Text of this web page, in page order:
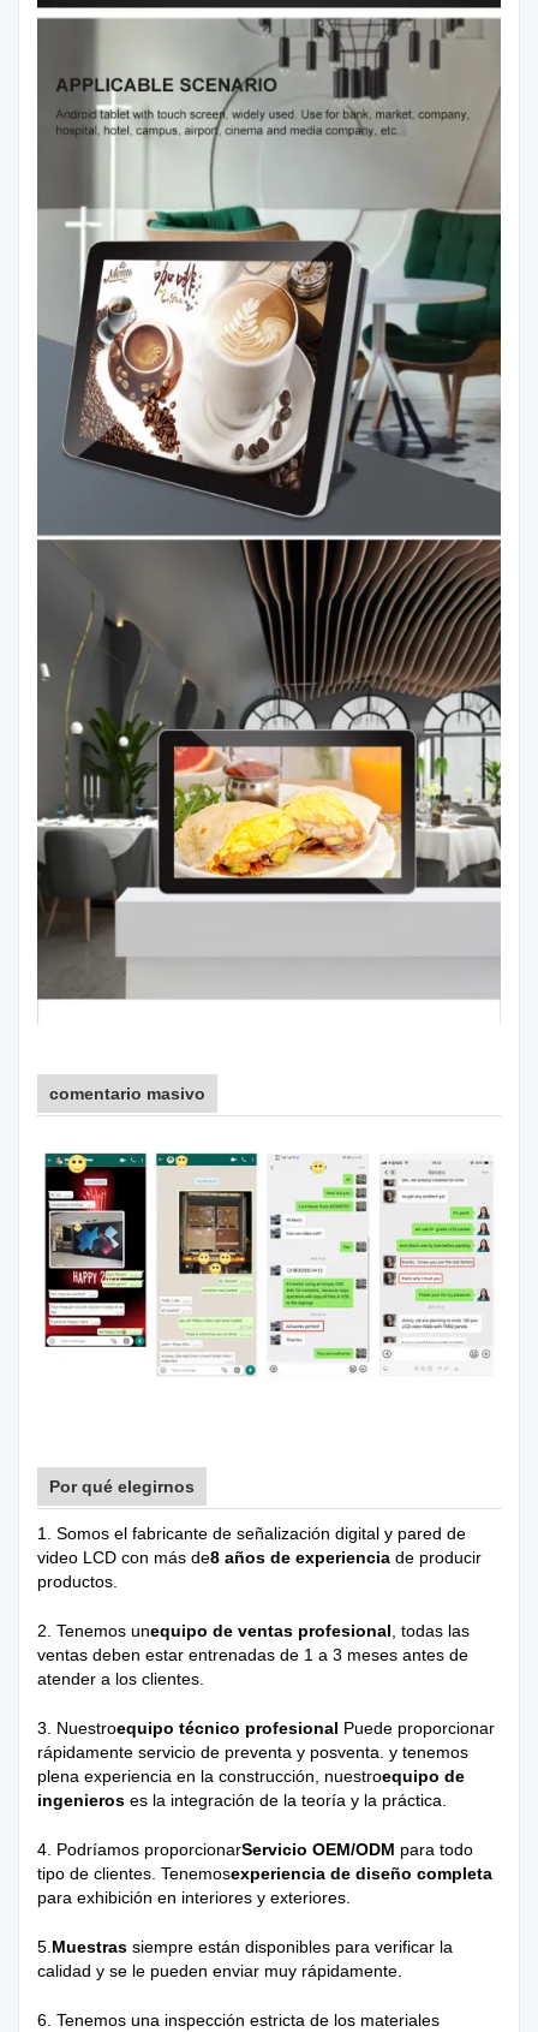
comentario masivo
Por qué elegirnos
1. Somos el fabricante de señalización digital y pared de
video LCD con más de8 años de experiencia de producir
productos.
2. Tenemos unequipo de ventas profesional , todas las
ventas deben estar entrenadas de 1 a 3 meses antes de
atender a los clientes.
3. Nuestroequipo técnico profesional Puede proporcionar
rápidamente servicio de preventa y posventa. y tenemos
plena experiencia en la construcción, nuestroequipo de
ingenieros es la integración de la teoría y la práctica.
4. Podríamos proporcionarServicio OEM/ODM para todo
tipo de clientes. Tenemosexperiencia de diseño completa
para exhibición en interiores y exteriores.
5. Muestras siempre están disponibles para verificar la
calidad y se le pueden enviar muy rápidamente.
6. Tenemos una inspección estricta de los materiales